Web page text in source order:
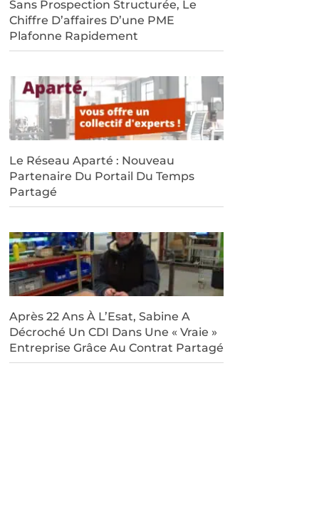
Sans Prospection Structurée, Le
Chiffre D’affaires D’une PME
Plafonne Rapidement
Le Réseau Aparté : Nouveau
Partenaire Du Portail Du Temps
Partagé
Après 22 Ans À L’Esat, Sabine A
Décroché Un CDI Dans Une « Vraie »
Entreprise Grâce Au Contrat Partagé